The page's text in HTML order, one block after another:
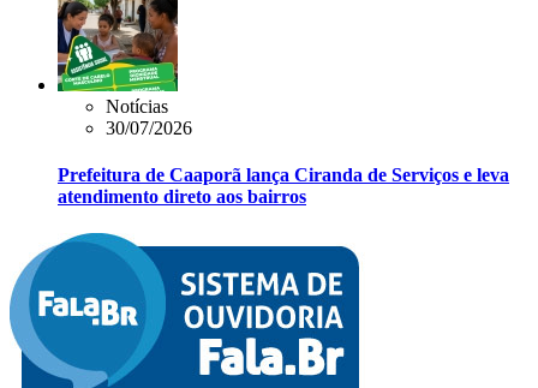
Notícias
30/07/2026
Prefeitura de Caaporã lança Ciranda de Serviços e leva
atendimento direto aos bairros